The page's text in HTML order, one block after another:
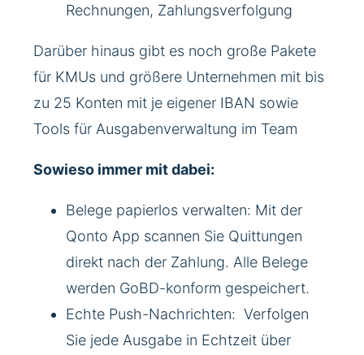
Rechnungen, Zahlungsverfolgung
Darüber hinaus gibt es noch große Pakete
für KMUs und größere Unternehmen mit bis
zu 25 Konten mit je eigener IBAN sowie
Tools für Ausgabenverwaltung im Team
Sowieso immer mit dabei:
Belege papierlos verwalten: Mit der
Qonto App scannen Sie Quittungen
direkt nach der Zahlung. Alle Belege
werden GoBD-konform gespeichert.
Echte Push-Nachrichten: Verfolgen
Sie jede Ausgabe in Echtzeit über